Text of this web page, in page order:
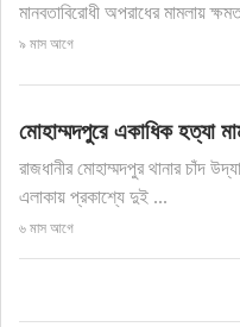
মানবতাবিরোধী অপরাধের মামলায়
৯ মাস আগে
মোহাম্মদপুরে একাধিক হত্যা
রাজধানীর মোহাম্মদপুর থানার চাঁদ
এলাকায় প্রকাশ্যে দুই ...
৬ মাস আগে